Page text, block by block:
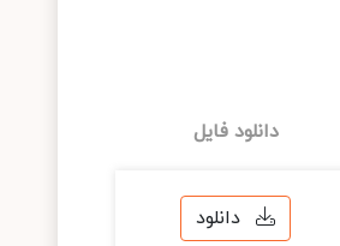
دانلود فایل
دانلود